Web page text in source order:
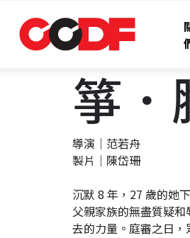
箏
導演｜范若舟
製片｜陳岱珊
沉默 8 年，27 歲的她
父親家族的無盡質疑
去的力量。庭審之日